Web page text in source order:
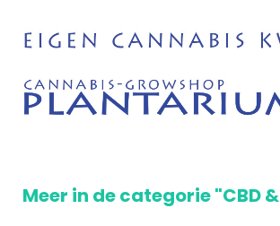
Meer in de categorie "CBD